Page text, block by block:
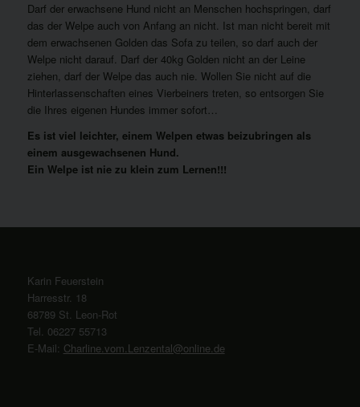
Darf der erwachsene Hund nicht an Menschen hochspringen, darf
das der Welpe auch von Anfang an nicht. Ist man nicht bereit mit
dem erwachsenen Golden das Sofa zu teilen, so darf auch der
Welpe nicht darauf. Darf der 40kg Golden nicht an der Leine
ziehen, darf der Welpe das auch nie. Wollen Sie nicht auf die
Hinterlassenschaften eines Vierbeiners treten, so entsorgen Sie
die Ihres eigenen Hundes immer sofort…
Es ist viel leichter, einem Welpen etwas beizubringen als
einem ausgewachsenen Hund.
Ein Welpe ist nie zu klein zum Lernen!!!
Karin Feuerstein
Harresstr. 18
68789 St. Leon-Rot
Tel. 06227 55713
E-Mail: Charline.vom.Lenzental@online.de